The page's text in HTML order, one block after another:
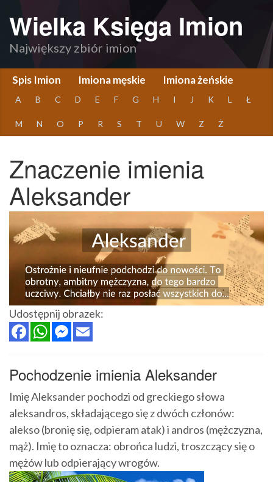
Wielka Księga Imion
Największy zbiór imion
Spis Imion Imiona męskie Imiona żeńskie
A B C D E F G H I J K L Ł
M N O P R S T U W Z Ż
Znaczenie imienia
Aleksander
Udostępnij obrazek:
Pochodzenie imienia Aleksander
Imię Aleksander pochodzi od greckiego słowa
aleksandros, składającego się z dwóch członów:
alekso (bronię się, odpieram atak) i andros (mężczyzna,
mąż). Imię to oznacza: obrońca ludzi, troszczący się o
mężów lub odpierający wrogów.